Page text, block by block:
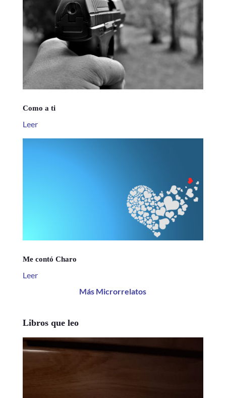
Como a ti
Leer
Me contó Charo
Leer
Más Microrrelatos
Libros que leo